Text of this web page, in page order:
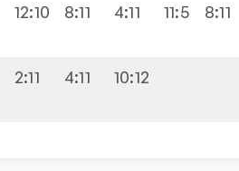
12:10 8:11 4:11 11:5 8:11
2:11 4:11 10:12